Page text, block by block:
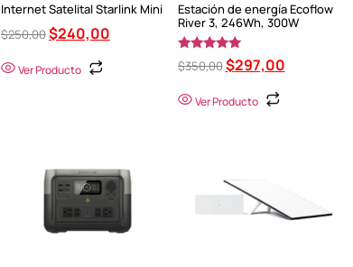
Internet Satelital Starlink Mini
$250,00$240,00
Ver Producto
Estación de energía Ecoflow
River 3, 246Wh, 300W
Valorado en
5.00
$350,00$297,00
Ver Producto